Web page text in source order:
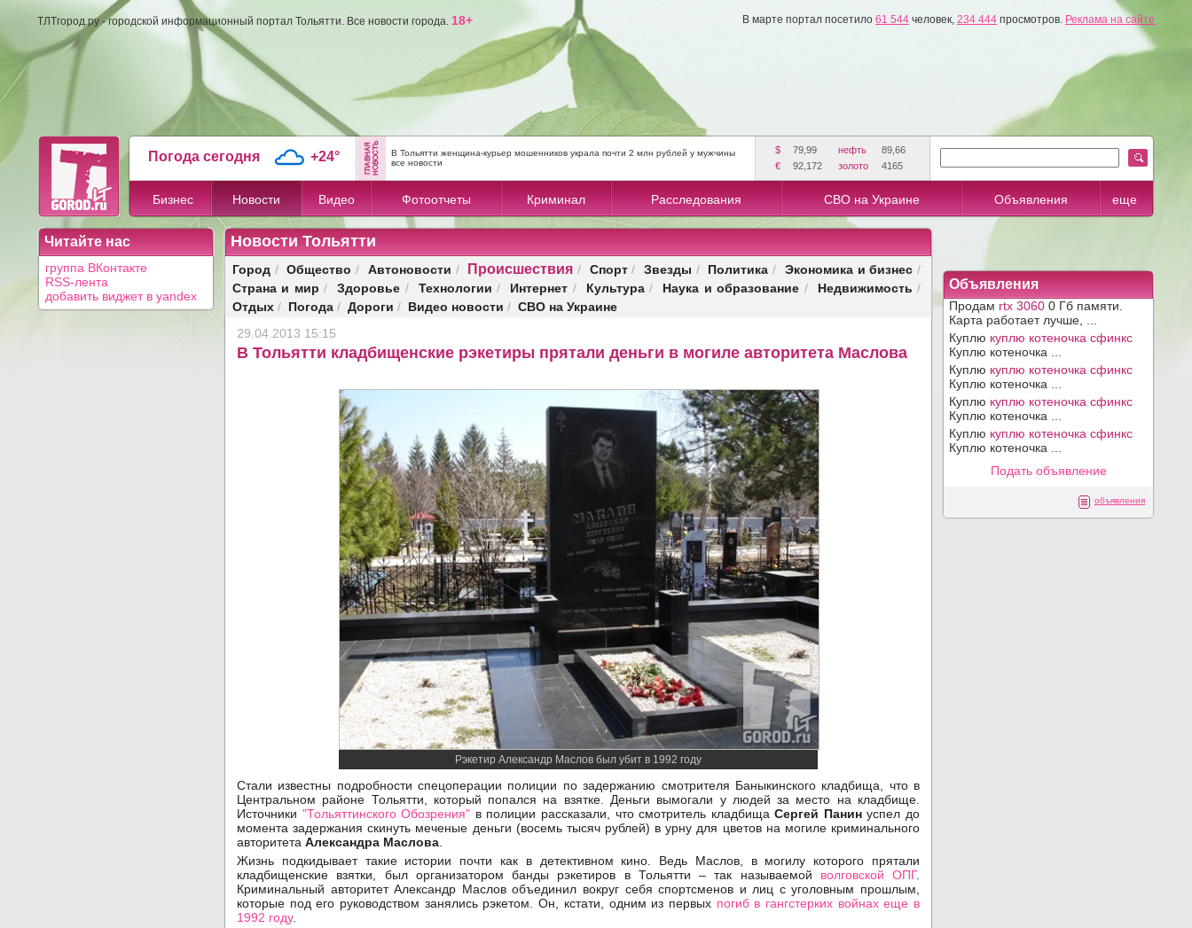
ТЛТгород.ру - городской информационный портал Тольятти. Все новости города. 18+ В марте портал посетило 61 544 человек, 234 444 просмотров. Реклама на сайте
Погода сегодня +24°
В Тольятти женщина-курьер мошенников украла почти 2 млн рублей у мужчины
все новости
$ 79,99 нефть
89,66
€
92,172 золото 4165
Бизнес Новости Видео Фотоотчеты Криминал Расследования СВО на Украине Объявления еще
Читайте нас
группа ВКонтакте
RSS-лента
добавить виджет в yandex
Новости Тольятти
Город / Общество / Автоновости / Происшествия / Спорт/ Звезды / Политика / Экономика и бизнес /
Страна и мир / Здоровье / Технологии / Интернет / Культура/ Наука и образование / Недвижимость /
Отдых / Погода / Дороги / Видео новости / СВО на Украине
29.04.2013 15:15
В Тольятти кладбищенские рэкетиры прятали деньги в могиле авторитета Маслова
Рэкетир Александр Маслов был убит в 1992 году
Стали известны подробности спецоперации полиции по задержанию смотрителя Баныкинского кладбища, что в
Центральном районе Тольятти, который попался на взятке. Деньги вымогали у людей за место на кладбище.
Источники "Тольяттинского Обозрения" в полиции рассказали, что смотритель кладбищаСергей Панинуспел до
момента задержания скинуть меченые деньги (восемь тысяч рублей) в урну для цветов на могиле криминального
авторитета Александра Маслова.
Жизнь подкидывает такие истории почти как в детективном кино. Ведь Маслов, в могилу которого прятали
кладбищенские взятки, был организатором банды рэкетиров в Тольятти – так называемой волговской ОПГ.
Криминальный авторитет Александр Маслов объединил вокруг себя спортсменов и лиц с уголовным прошлым,
которые под его руководством занялись рэкетом. Он, кстати, одним из первых погиб в гангстерких войнах еще в
1992 году.
Объявления
Продам rtx 3060 0 Гб памяти.
Карта работает лучше, ...
Куплю куплю котеночка сфинкс
Куплю котеночка ...
Куплю куплю котеночка сфинкс
Куплю котеночка ...
Куплю куплю котеночка сфинкс
Куплю котеночка ...
Куплю куплю котеночка сфинкс
Куплю котеночка ...
Подать объявление
объявления